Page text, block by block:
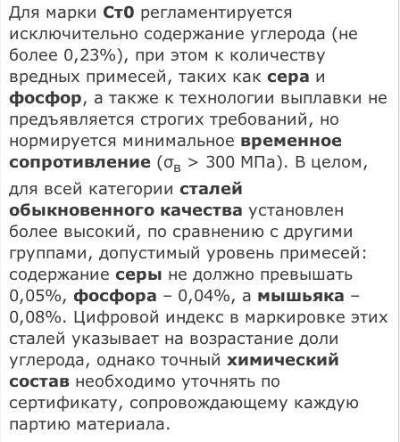
Для марки Ст0 регламентируется
исключительно содержание углерода (не
более 0,23%), при этом к количеству
вредных примесей, таких как сера и
фосфор, а также к технологии выплавки не
предъявляется строгих требований, но
нормируется минимальное временное
сопротивление (σв > 300 МПа). В целом,
для всей категории сталей
обыкновенного качества установлен
более высокий, по сравнению с другими
группами, допустимый уровень примесей:
содержание серы не должно превышать
0,05%, фосфора – 0,04%, а мышьяка –
0,08%. Цифровой индекс в маркировке этих
сталей указывает на возрастание доли
углерода, однако точный химический
состав необходимо уточнять по
сертификату, сопровождающему каждую
партию материала.